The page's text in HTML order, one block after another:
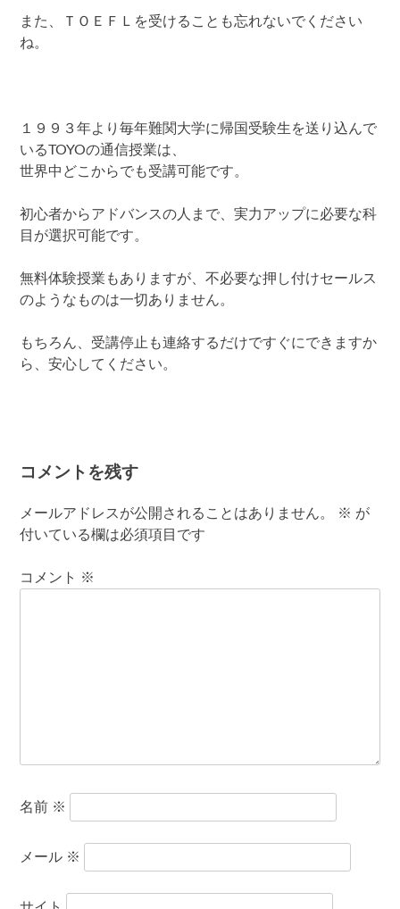
また、ＴＯＥＦＬを受けることも忘れないでください
ね。
１９９３年より毎年難関大学に帰国受験生を送り込んで
いるTOYOの通信授業は、
世界中どこからでも受講可能です。
初心者からアドバンスの人まで、実力アップに必要な科
目が選択可能です。
無料体験授業もありますが、不必要な押し付けセールス
のようなものは一切ありません。
もちろん、受講停止も連絡するだけですぐにできますか
ら、安心してください。
コメントを残す
メールアドレスが公開されることはありません。 ※ が
付いている欄は必須項目です
コメント ※
名前 ※
メール ※